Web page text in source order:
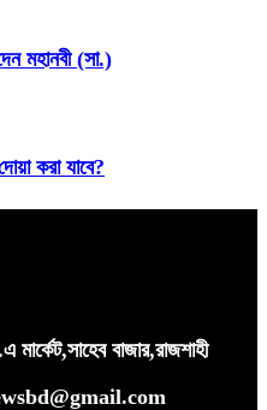
মহানবী (সা.)
করা যাবে?
বাজার,রাজশাহী